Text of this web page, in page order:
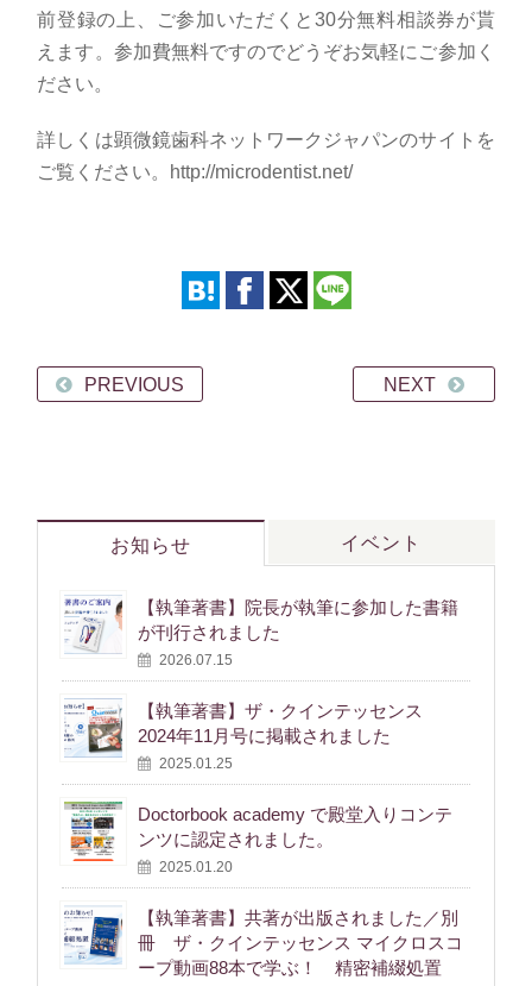
前登録の上、ご参加いただくと30分無料相談券が貰
えます。参加費無料ですのでどうぞお気軽にご参加く
ださい。
詳しくは顕微鏡歯科ネットワークジャパンのサイトを
ご覧ください。http://microdentist.net/
PREVIOUS NEXT
お知らせ イベント
【執筆著書】院長が執筆に参加した書籍
が刊行されました
2026.07.15
【執筆著書】ザ・クインテッセンス
2024年11月号に掲載されました
2025.01.25
Doctorbook academy で殿堂入りコンテ
ンツに認定されました。
2025.01.20
【執筆著書】共著が出版されました／別
冊 ザ・クインテッセンス マイクロスコ
ープ動画88本で学ぶ！ 精密補綴処置